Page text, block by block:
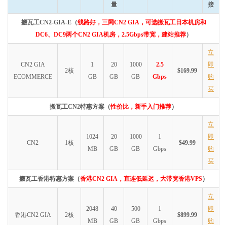
量
接
搬瓦工CN2-GIA-E（线路好，三网CN2 GIA，可选搬瓦工日本机房和
DC6、DC9两个CN2 GIA机房，2.5Gbps带宽，建站推荐）
CN2 GIA
ECOMMERCE
2核
1
GB
20
GB
1000
GB
2.5
Gbps
$169.99
立
即
购
买
搬瓦工CN2特惠方案（性价比，新手入门推荐）
CN2 1核
1024
MB
20
GB
1000
GB
1
Gbps
$49.99
立
即
购
买
搬瓦工香港特惠方案（香港CN2 GIA，直连低延迟，大带宽香港VPS）
香港CN2 GIA 2核
2048
MB
40
GB
500
GB
1
Gbps
$899.99
立
即
购